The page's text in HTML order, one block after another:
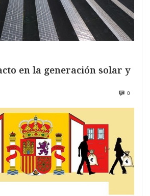
en la generación solar y
0